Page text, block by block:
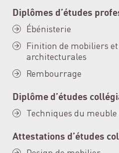
Diplômes d’études
Ébénisterie
Finition de mobiliers et
architecturales
Rembourrage
Diplôme d’études
Techniques du
Attestations d’études